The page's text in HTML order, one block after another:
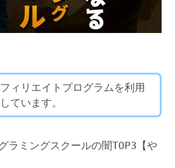
ィリエイトプログラムを利用
ています。
ラミングスクールの闇TOP3【や